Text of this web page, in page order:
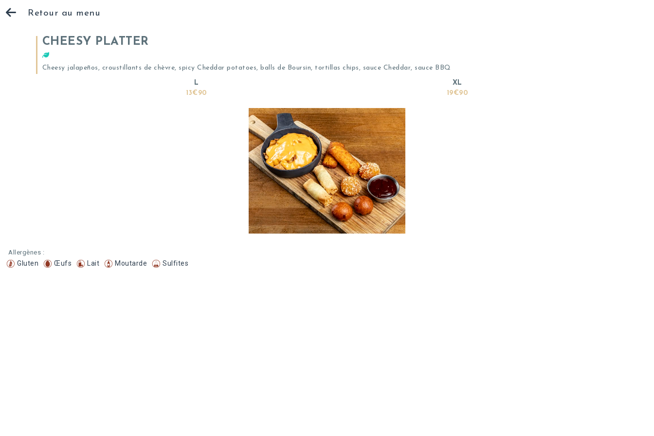
Retour au menu
CHEESY PLATTER
Cheesy jalapeños, croustillants de chèvre, spicy Cheddar potatoes, balls de Boursin, tortillas chips, sauce Cheddar, sauce BBQ
L
13€90
XL
19€90
Allergènes :
Gluten Œufs Lait Moutarde Sulfites